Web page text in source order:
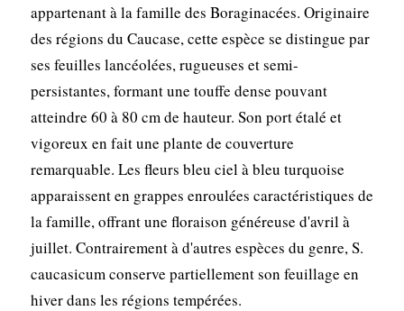
appartenant à la famille des Boraginacées. Originaire
des régions du Caucase, cette espèce se distingue par
ses feuilles lancéolées, rugueuses et semi-
persistantes, formant une touffe dense pouvant
atteindre 60 à 80 cm de hauteur. Son port étalé et
vigoreux en fait une plante de couverture
remarquable. Les fleurs bleu ciel à bleu turquoise
apparaissent en grappes enroulées caractéristiques de
la famille, offrant une floraison généreuse d'avril à
juillet. Contrairement à d'autres espèces du genre, S.
caucasicum conserve partiellement son feuillage en
hiver dans les régions tempérées.